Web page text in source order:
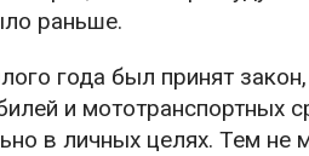
раньше.
года был принят
и мототранспортных
в личных целях. Тем не